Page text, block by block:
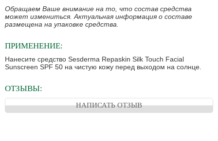
Обращаем Ваше внимание на то, что состав средства
может измениться. Актуальная информация о составе
размещена на упаковке средства.
ПРИМЕНЕНИЕ:
Нанесите средство Sesderma Repaskin Silk Touch Facial
Sunscreen SPF 50 на чистую кожу перед выходом на солнце.
ОТЗЫВЫ:
НАПИСАТЬ ОТЗЫВ